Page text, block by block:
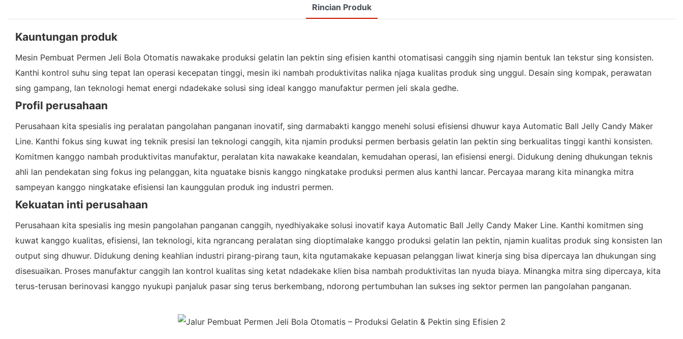
Rincian Produk
Kauntungan produk
Mesin Pembuat Permen Jeli Bola Otomatis nawakake produksi gelatin lan pektin sing efisien kanthi otomatisasi canggih sing njamin bentuk lan tekstur sing konsisten.
Kanthi kontrol suhu sing tepat lan operasi kecepatan tinggi, mesin iki nambah produktivitas nalika njaga kualitas produk sing unggul. Desain sing kompak, perawatan
sing gampang, lan teknologi hemat energi ndadekake solusi sing ideal kanggo manufaktur permen jeli skala gedhe.
Profil perusahaan
Perusahaan kita spesialis ing peralatan pangolahan panganan inovatif, sing darmabakti kanggo menehi solusi efisiensi dhuwur kaya Automatic Ball Jelly Candy Maker
Line. Kanthi fokus sing kuwat ing teknik presisi lan teknologi canggih, kita njamin produksi permen berbasis gelatin lan pektin sing berkualitas tinggi kanthi konsisten.
Komitmen kanggo nambah produktivitas manufaktur, peralatan kita nawakake keandalan, kemudahan operasi, lan efisiensi energi. Didukung dening dhukungan teknis
ahli lan pendekatan sing fokus ing pelanggan, kita nguatake bisnis kanggo ningkatake produksi permen alus kanthi lancar. Percayaa marang kita minangka mitra
sampeyan kanggo ningkatake efisiensi lan kaunggulan produk ing industri permen.
Kekuatan inti perusahaan
Perusahaan kita spesialis ing mesin pangolahan panganan canggih, nyedhiyakake solusi inovatif kaya Automatic Ball Jelly Candy Maker Line. Kanthi komitmen sing
kuwat kanggo kualitas, efisiensi, lan teknologi, kita ngrancang peralatan sing dioptimalake kanggo produksi gelatin lan pektin, njamin kualitas produk sing konsisten lan
output sing dhuwur. Didukung dening keahlian industri pirang-pirang taun, kita ngutamakake kepuasan pelanggan liwat kinerja sing bisa dipercaya lan dhukungan sing
disesuaikan. Proses manufaktur canggih lan kontrol kualitas sing ketat ndadekake klien bisa nambah produktivitas lan nyuda biaya. Minangka mitra sing dipercaya, kita
terus-terusan berinovasi kanggo nyukupi panjaluk pasar sing terus berkembang, ndorong pertumbuhan lan sukses ing sektor permen lan pangolahan panganan.